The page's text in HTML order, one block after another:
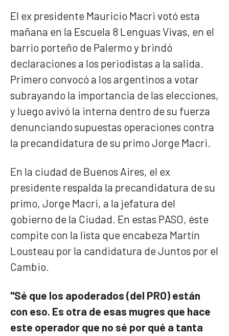
El ex presidente Mauricio Macri votó esta
mañana en la Escuela 8 Lenguas Vivas, en el
barrio porteño de Palermo y brindó
declaraciones a los periodistas a la salida.
Primero convocó a los argentinos a votar
subrayando la importancia de las elecciones,
y luego avivó la interna dentro de su fuerza
denunciando supuestas operaciones contra
la precandidatura de su primo Jorge Macri.
En la ciudad de Buenos Aires, el ex
presidente respalda la precandidatura de su
primo, Jorge Macri, a la jefatura del
gobierno de la Ciudad. En estas PASO, éste
compite con la lista que encabeza Martín
Lousteau por la candidatura de Juntos por el
Cambio.
"Sé que los apoderados (del PRO) están
con eso. Es otra de esas mugres que hace
este operador que no sé por qué a tanta